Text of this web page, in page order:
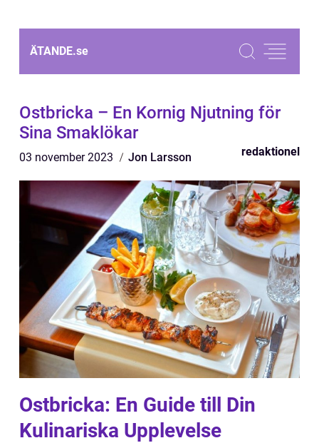
ÄTANDE.se
Ostbricka – En Kornig Njutning för
Sina Smaklökar
03 november 2023 Jon Larsson redaktionel
Ostbricka: En Guide till Din
Kulinariska Upplevelse